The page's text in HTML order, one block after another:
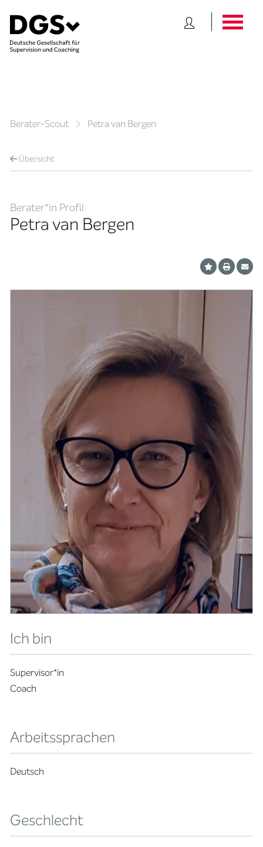
Berater-Scout Petra van Bergen
Übersicht
Berater*in Profil
Petra van Bergen
Ich bin
Supervisor*in
Coach
Arbeitssprachen
Deutsch
Geschlecht